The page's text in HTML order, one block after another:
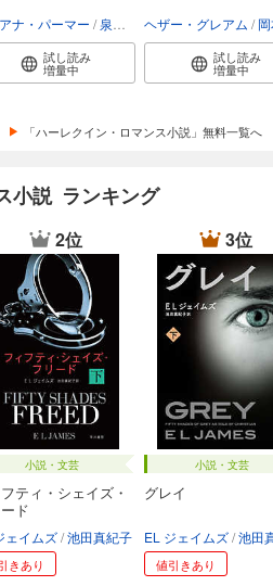
ナ・パーマー 泉智子
試し読み
増量中
ヘザー・グレアム
試し読み
増量中
「ハーレクイン・ロマンス小説」無料一覧へ
小説 ランキング
2位
小説・文芸
ティ・シェイズ・
ド
ェイムズ 池田真紀子
きあり
3位
小説・文芸
グレイ
EL ジェイムズ 池田
値引きあり